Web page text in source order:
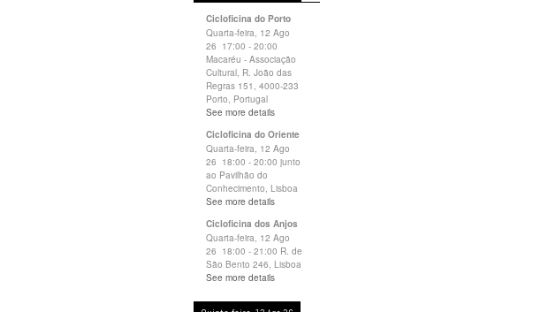
Cicloficina do Porto
Quarta-feira, 12 Ago
26 17:00 - 20:00
Macaréu - Associação
Cultural, R. João das
Regras 151, 4000-233
Porto, Portugal
See more details
Cicloficina do Oriente
Quarta-feira, 12 Ago
26 18:00 - 20:00 junto
ao Pavilhão do
Conhecimento, Lisboa
See more details
Cicloficina dos Anjos
Quarta-feira, 12 Ago
26 18:00 - 21:00 R. de
São Bento 246, Lisboa
See more details